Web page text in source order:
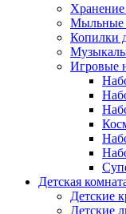
Мыльные
Копилки
Игровые
Детская
Детские
Детские